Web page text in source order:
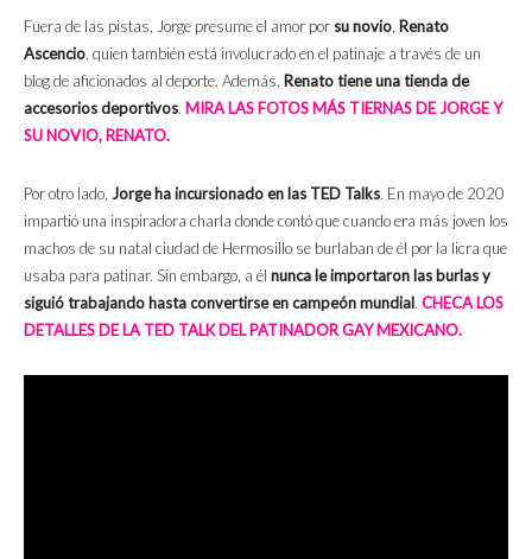
Fuera de las pistas, Jorge presume el amor por su novio Renato
Ascencio , quien también está involucrado en el patinaje a través de un
blog de aficionados al deporte. Además, Renato tiene una tienda de
accesorios deportivos. MIRA LAS FOTOS MÁS TIERNAS DE JORGE Y
SU NOVIO, RENATO.
Por otro lado, Jorge ha incursionado en las TED Talks. En mayo de 2020
impartió una inspiradora charla donde contó que cuando era más joven los
machos de su natal ciudad de Hermosillo se burlaban de él por la licra que
usaba para patinar. Sin embargo, a él nunca le importaron las burlas y
siguió trabajando hasta convertirse en campeón mundial. CHECA LOS
DETALLES DE LA TED TALK DEL PATINADOR GAY MEXICANO.